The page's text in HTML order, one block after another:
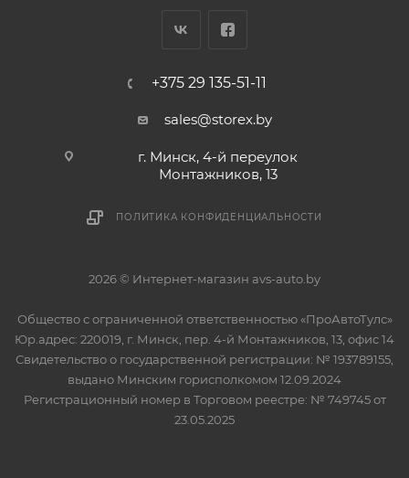
+375 29 135-51-11
sales@storex.by
г. Минск, 4-й переулок
Монтажников, 13
ПОЛИТИКА КОНФИДЕНЦИАЛЬНОСТИ
2026 © Интернет-магазин avs-auto.by
Общество с ограниченной ответственностью «ПроАвтоТулс»
Юр.адрес: 220019, г. Минск, пер. 4-й Монтажников, 13, офис 14
Свидетельство о государственной регистрации: № 193789155,
выдано Минским горисполкомом 12.09.2024
Регистрационный номер в Торговом реестре: № 749745 от
23.05.2025